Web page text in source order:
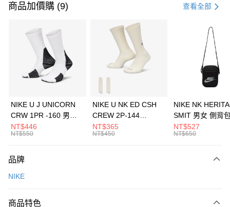
信用卡一次付款
3 期 0 利率 每期 21家銀行
合作金庫商業銀行
第一商業銀行
華南商業銀行
彰化商業銀行
上海商業儲蓄銀行
元大商業銀行
台灣樂天信用卡公司
Apple Pay
全盈+PAY
AFTEE先享後付
【關於「AFTEE先享後付」】
便利好安心！
３．安心：先確認商品／服務後，再付款。
運送方式
每筆NT$100，滿NT$1,500(含以上)免運費
商品加價購 (9) 查看全部
NIKE U J UNICORN
CRW 1PR -160 男女
中統襪 FZ3393100
NT$446
NT$550
NIKE U NK ED CSH
CREW 2P-144
EMBRDY 男女 短統襪
FZ3073133
NT$365
NT$450
NIKE NK
SMIT 男女 側背
BA5871010
NT$527
NT$650
品牌
NIKE
商品特色